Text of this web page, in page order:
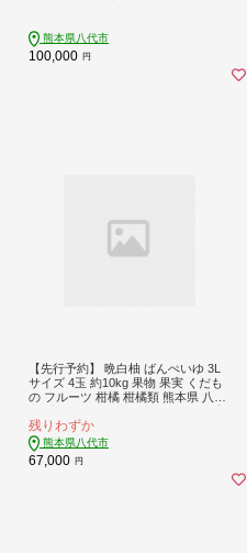
熊本県八代市
100,000 円
【先行予約】 晩白柚 ばんぺいゆ 3L
サイズ 4玉 約10kg 果物 果実 くだも
の フルーツ 柑橘 柑橘類 熊本県 八代
残りわずか
熊本県八代市
67,000 円